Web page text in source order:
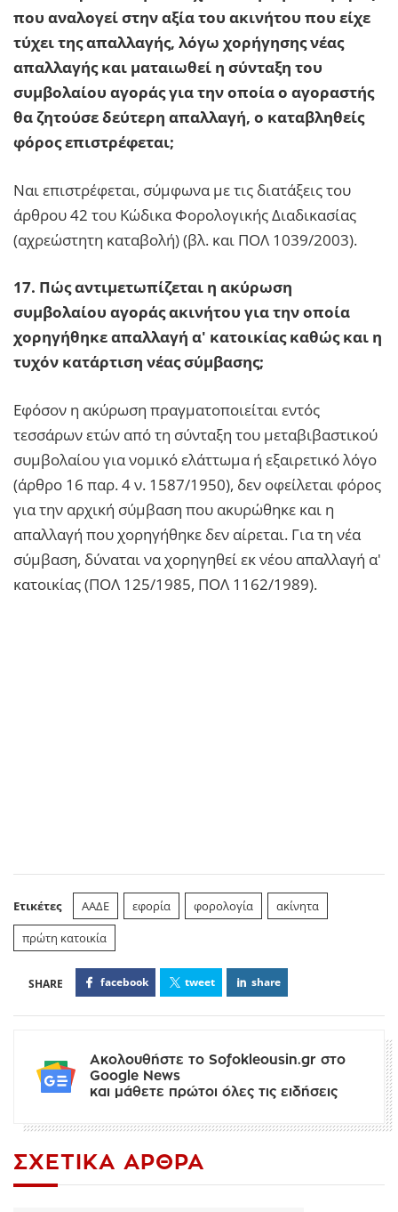
που αναλογεί στην αξία του ακινήτου που είχε
τύχει της απαλλαγής, λόγω χορήγησης νέας
απαλλαγής και ματαιωθεί η σύνταξη του
συμβολαίου αγοράς για την οποία ο αγοραστής
θα ζητούσε δεύτερη απαλλαγή, ο καταβληθείς
φόρος επιστρέφεται;
Ναι επιστρέφεται, σύμφωνα με τις διατάξεις του
άρθρου 42 του Κώδικα Φορολογικής Διαδικασίας
(αχρεώστητη καταβολή) (βλ. και ΠΟΛ 1039/2003).
17. Πώς αντιμετωπίζεται η ακύρωση
συμβολαίου αγοράς ακινήτου για την οποία
χορηγήθηκε απαλλαγή α' κατοικίας καθώς και η
τυχόν κατάρτιση νέας σύμβασης;
Εφόσον η ακύρωση πραγματοποιείται εντός
τεσσάρων ετών από τη σύνταξη του μεταβιβαστικού
συμβολαίου για νομικό ελάττωμα ή εξαιρετικό λόγο
(άρθρο 16 παρ. 4 ν. 1587/1950), δεν οφείλεται φόρος
για την αρχική σύμβαση που ακυρώθηκε και η
απαλλαγή που χορηγήθηκε δεν αίρεται. Για τη νέα
σύμβαση, δύναται να χορηγηθεί εκ νέου απαλλαγή α'
κατοικίας (ΠΟΛ 125/1985, ΠΟΛ 1162/1989).
Ετικέτες ΑΑΔΕ εφορία φορολογία
ακίνητα
πρώτη κατοικία
facebook tweet share
Ακολουθήστε το Sofokleousin.gr στο
Google News
και μάθετε πρώτοι όλες τις ειδήσεις
ΣΧΕΤΙΚΆ ΆΡΘΡΑ